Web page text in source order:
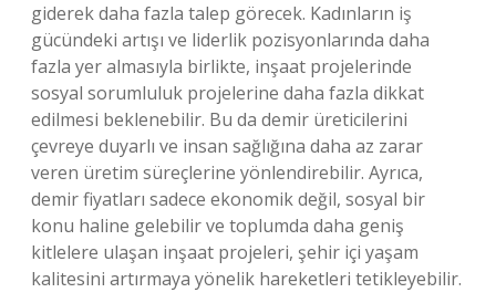
giderek daha fazla talep görecek. Kadınların iş
gücündeki artışı ve liderlik pozisyonlarında daha
fazla yer almasıyla birlikte, inşaat projelerinde
sosyal sorumluluk projelerine daha fazla dikkat
edilmesi beklenebilir. Bu da demir üreticilerini
çevreye duyarlı ve insan sağlığına daha az zarar
veren üretim süreçlerine yönlendirebilir. Ayrıca,
demir fiyatları sadece ekonomik değil, sosyal bir
konu haline gelebilir ve toplumda daha geniş
kitlelere ulaşan inşaat projeleri, şehir içi yaşam
kalitesini artırmaya yönelik hareketleri tetikleyebilir.